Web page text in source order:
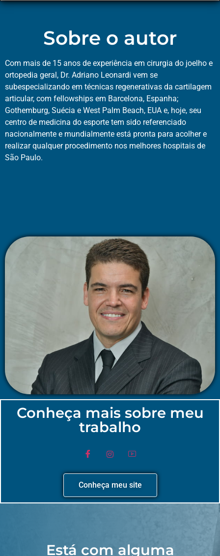
Sobre o autor
Com mais de 15 anos de experiência em cirurgia do joelho e
ortopedia geral, Dr. Adriano Leonardi vem se
subespecializando em técnicas regenerativas da cartilagem
articular, com fellowships em Barcelona, Espanha;
Gothemburg, Suécia e West Palm Beach, EUA e, hoje, seu
centro de medicina do esporte tem sido referenciado
nacionalmente e mundialmente está pronta para acolher e
realizar qualquer procedimento nos melhores hospitais de
São Paulo.
Conheça mais sobre meu
trabalho
Conheça meu site
Está com alguma